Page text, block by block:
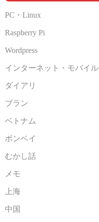
PC・Linux
Raspberry Pi
Wordpress
インターネット・モバイル
ダイアリ
ブラン
ベトナム
ボンベイ
むかし話
メモ
上海
中国